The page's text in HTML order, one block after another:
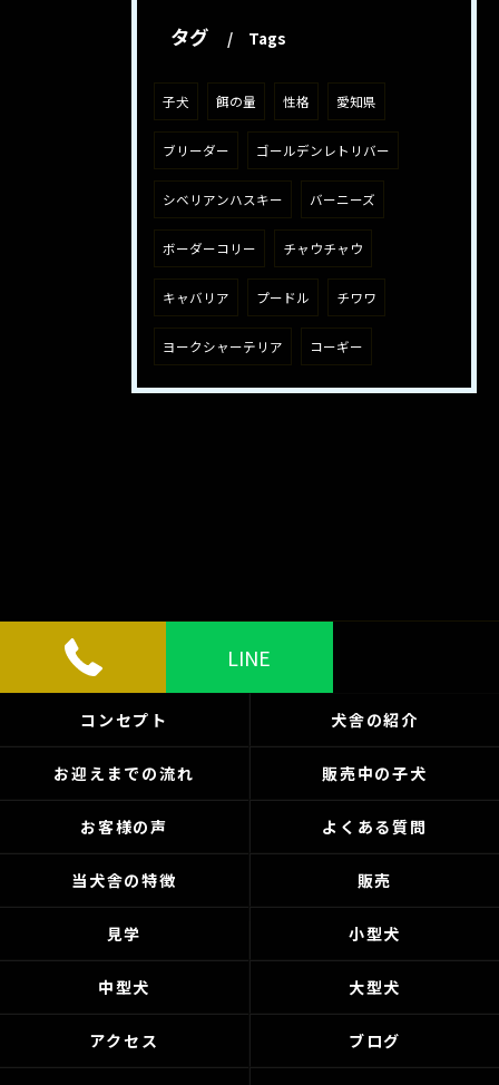
タグ Tags
子犬 餌の量 性格 愛知県
ブリーダー ゴールデンレトリバー
シベリアンハスキー バーニーズ
ボーダーコリー チャウチャウ
キャバリア プードル チワワ
ヨークシャーテリア コーギー
LINE
コンセプト 犬舎の紹介
お迎えまでの流れ 販売中の子犬
お客様の声 よくある質問
当犬舎の特徴 販売
見学 小型犬
中型犬 大型犬
アクセス ブログ